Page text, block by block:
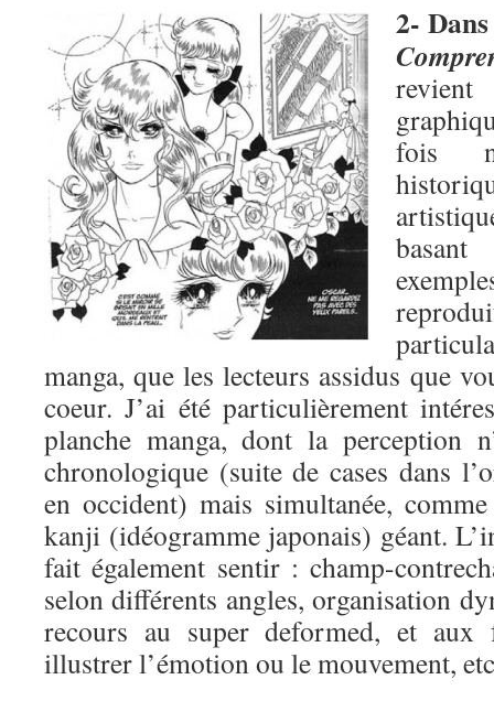
2-
fois
manga, que les lecteurs assidus que
coeur. J’ai été particulièrement
planche manga, dont la perception
chronologique (suite de cases dans
en occident) mais simultanée,
kanji (idéogramme japonais) géant.
fait également sentir : champ-
selon différents angles, organisation
recours au super deformed, et aux
illustrer l’émotion ou le mouvement,